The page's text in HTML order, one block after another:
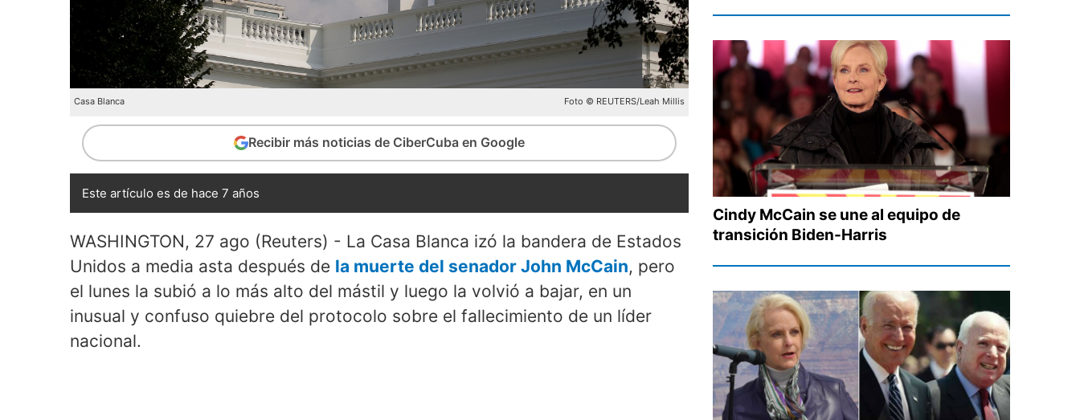
Casa Blanca Foto © REUTERS/Leah Millis
Recibir más noticias de CiberCuba en Google
Este artículo es de hace 7 años
WASHINGTON, 27 ago (Reuters) - La Casa Blanca izó la bandera de Estados
Unidos a media asta después de la muerte del senador John McCain, pero
el lunes la subió a lo más alto del mástil y luego la volvió a bajar, en un
inusual y confuso quiebre del protocolo sobre el fallecimiento de un líder
nacional.
Cindy McCain se une al equipo de
transición Biden-Harris